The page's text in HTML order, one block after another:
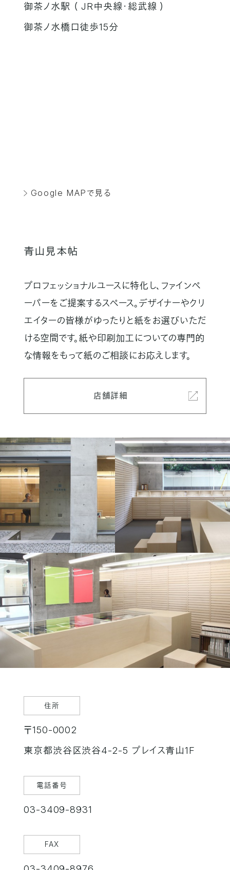
御茶ノ水駅 （ JR中央線・総武線 ）
御茶ノ水橋口徒歩15分
Google MAPで見る
青山見本帖
プロフェッショナルユースに特化し、ファインペ
ーパーをご提案するスペース。デザイナーやクリ
エイターの皆様がゆったりと紙をお選びいただ
ける空間です。紙や印刷加工についての専門的
な情報をもって紙のご相談にお応えします。
店舗詳細
住所
〒150-0002
東京都渋谷区渋谷4-2-5 プレイス青山1F
電話番号
03-3409-8931
FAX